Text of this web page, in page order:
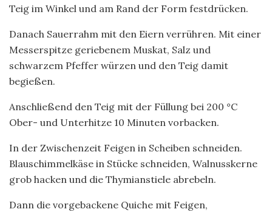
Teig im Winkel und am Rand der Form festdrücken.
Danach Sauerrahm mit den Eiern verrühren. Mit einer
Messerspitze geriebenem Muskat, Salz und
schwarzem Pfeffer würzen und den Teig damit
begießen.
Anschließend den Teig mit der Füllung bei 200 °C
Ober- und Unterhitze 10 Minuten vorbacken.
In der Zwischenzeit Feigen in Scheiben schneiden.
Blauschimmelkäse in Stücke schneiden, Walnusskerne
grob hacken und die Thymianstiele abrebeln.
Dann die vorgebackene Quiche mit Feigen,